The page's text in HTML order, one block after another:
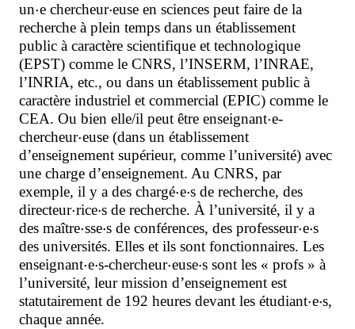
un e chercheur euse en sciences peut faire de la
recherche à plein temps dans un établissement
public à caractère scientifique et technologique
(EPST) comme le CNRS, l’INSERM, l’INRAE,
l’INRIA, etc., ou dans un établissement public à
caractère industriel et commercial (EPIC) comme le
CEA. Ou bien elle/il peut être enseignant⋅e-
chercheur ⋅euse(dans un établissement
d’enseignement supérieur, comme l’université) avec
une charge d’enseignement. Au CNRS, par
exemple, il y a des chargé⋅e⋅s de recherche, des
directeur⋅rice ⋅s de recherche. À l’université, il y a
des maître⋅sse⋅s de conférences, des professeur⋅e⋅s
des universités. Elles et ils sont fonctionnaires. Les
enseignant⋅e⋅s-chercheur⋅euse⋅s sont les « profs » à
l’université, leur mission d’enseignement est
statutairement de 192 heures devant les étudiant e s,
chaque année.